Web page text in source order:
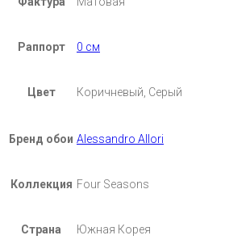
Раппорт 0 см
Цвет Коричневый, Серый
Бренд обои Alessandro Allori
Коллекция Four Seasons
Страна Южная Корея